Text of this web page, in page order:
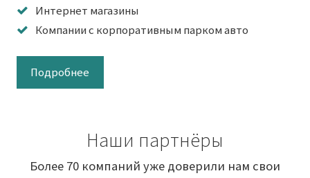
Интернет магазины
Компании с корпоративным парком авто
Подробнее
Наши партнёры
Более 70 компаний уже доверили нам свои